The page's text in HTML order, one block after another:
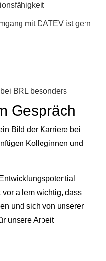
mit DATEV ist gern
BRL besonders
Gespräch
Bild der Karriere bei
Kolleginnen und
vor allem wichtig, dass
und sich von unserer
unsere Arbeit